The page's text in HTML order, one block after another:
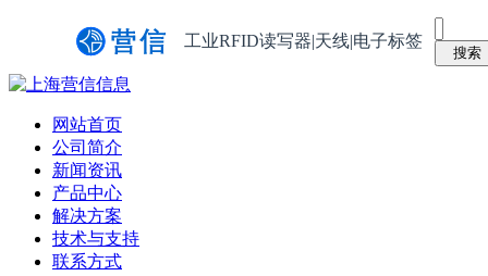
工业RFID读写器|天线|电子标签
网站首页
公司简介
新闻资讯
产品中心
解决方案
技术与支持
联系方式